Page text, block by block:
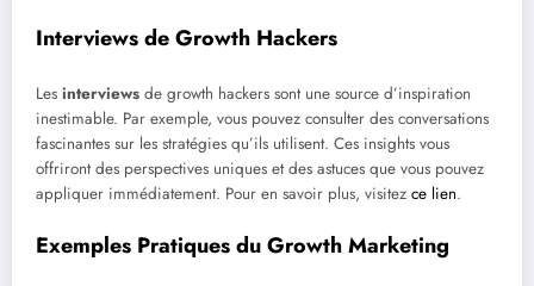
Interviews de Growth Hackers
Les interviews de growth hackers sont une source d’inspiration
inestimable. Par exemple, vous pouvez consulter des conversations
fascinantes sur les stratégies qu’ils utilisent. Ces insights vous
offriront des perspectives uniques et des astuces que vous pouvez
appliquer immédiatement. Pour en savoir plus, visitez ce lien.
Exemples Pratiques du Growth Marketing